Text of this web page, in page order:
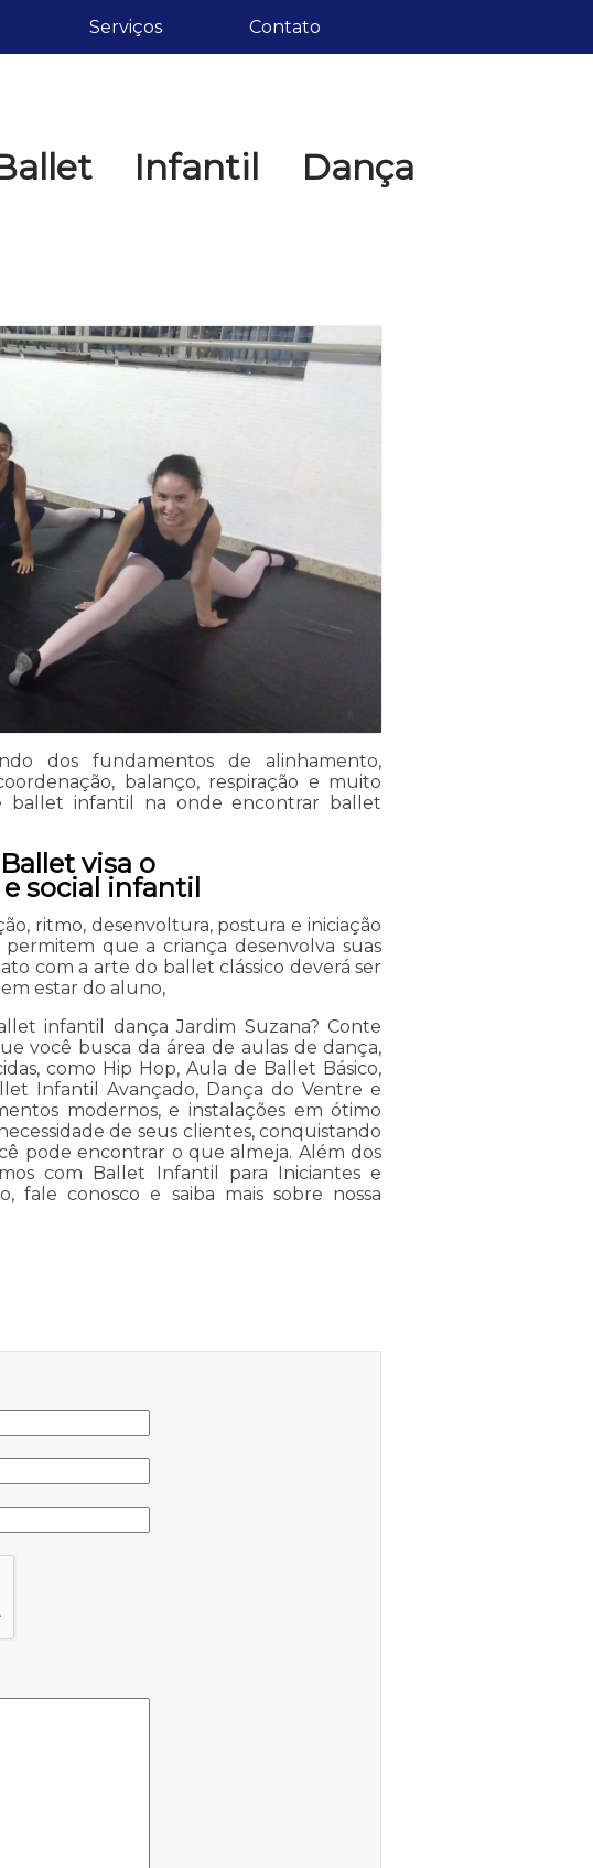
Serviços Contato
Infantil Dança
dos fundamentos de alinhamento,
balanço, respiração e muito
ballet infantil na onde encontrar ballet
visa o
social infantil
ritmo, desenvoltura, postura e iniciação
permitem que a criança desenvolva suas
com a arte do ballet clássico deverá ser
estar do aluno,
infantil dança Jardim Suzana? Conte
você busca da área de aulas de dança,
como Hip Hop, Aula de Ballet Básico,
Infantil Avançado, Dança do Ventre e
modernos, e instalações em ótimo
de seus clientes, conquistando
pode encontrar o que almeja. Além dos
com Ballet Infantil para Iniciantes e
fale conosco e saiba mais sobre nossa